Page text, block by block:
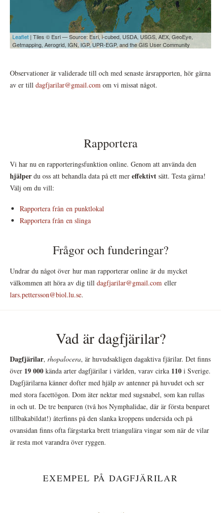
Leaflet | Tiles © Esri — Source: Esri, i-cubed, USDA, USGS, AEX, GeoEye,
Getmapping, Aerogrid, IGN, IGP, UPR-EGP, and the GIS User Community
Observationer är validerade till och med senaste årsrapporten, hör gärna
av er till dagfjarilar@gmail.com om vi missat något.
Rapportera
Vi har nu en rapporteringsfunktion online. Genom att använda den
hjälper du oss att behandla data på ett mer effektivt sätt. Testa gärna!
Välj om du vill:
Rapportera från en punktlokal
Rapportera från en slinga
Frågor och funderingar?
Undrar du något över hur man rapporterar online är du mycket
välkommen att höra av dig till dagfjarilar@gmail.com eller
lars.pettersson@biol.lu.se.
Vad är dagfjärilar?
Dagfjärilar, rhopalocera, är huvudsakligen dagaktiva fjärilar. Det finns
över 19 000 kända arter dagfjärilar i världen, varav cirka 110 i Sverige.
Dagfjärilarna känner dofter med hjälp av antenner på huvudet och ser
med stora facettögon. Dom äter nektar med sugsnabel, som kan rullas
in och ut. De tre benparen (två hos Nymphalidae, där är första benparet
tillbakabildat!) återfinns på den slanka kroppens undersida och på
ovansidan finns ofta färgstarka brett triangulära vingar som när de vilar
är resta mot varandra över ryggen.
EXEMPEL PÅ DAGFJÄRILAR